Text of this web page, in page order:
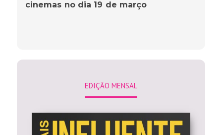
cinemas no dia 19 de março
EDIÇÃO MENSAL